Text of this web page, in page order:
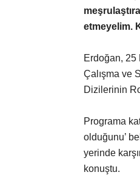
etmeyelim.
Erdoğan, 25
Çalışma ve
Dizilerinin
Programa
olduğunu’
yerinde
konuştu.